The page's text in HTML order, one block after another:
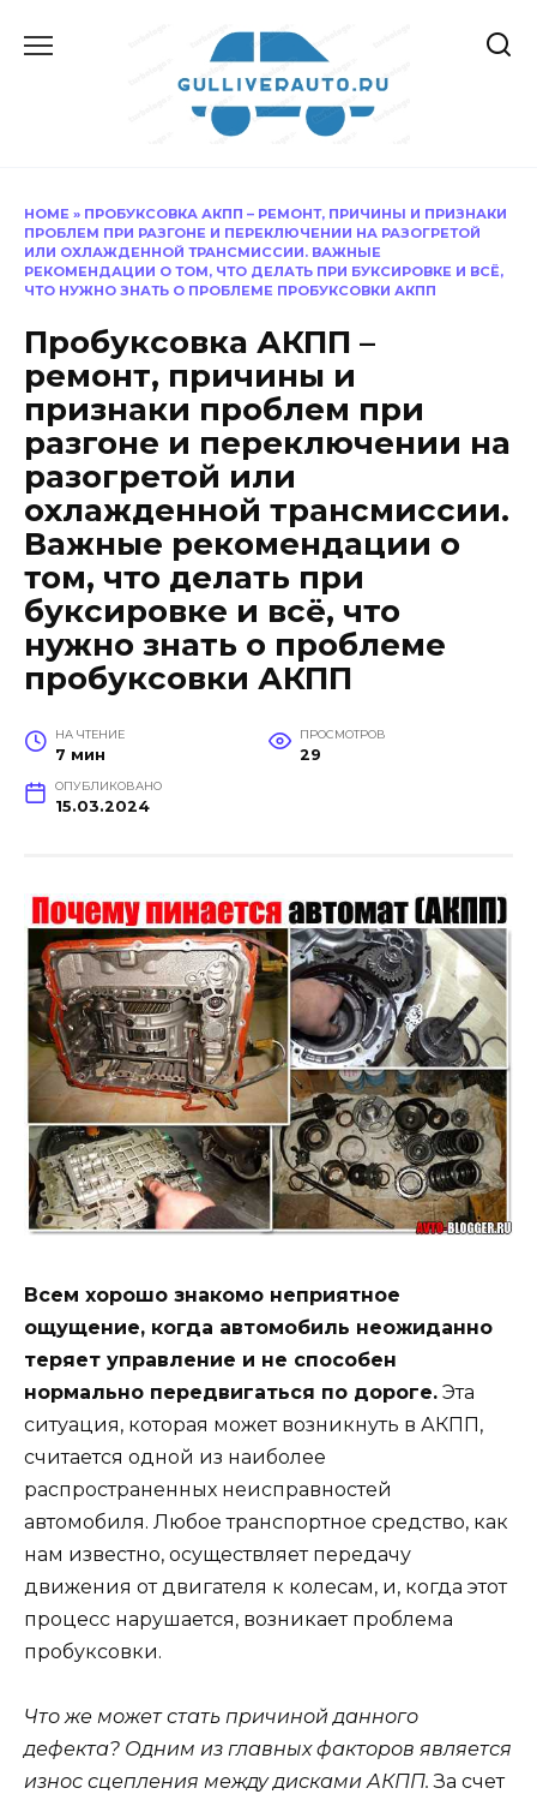
HOME » ПРОБУКСОВКА АКПП – РЕМОНТ, ПРИЧИНЫ И ПРИЗНАКИ
ПРОБЛЕМ ПРИ РАЗГОНЕ И ПЕРЕКЛЮЧЕНИИ НА РАЗОГРЕТОЙ
ИЛИ ОХЛАЖДЕННОЙ ТРАНСМИССИИ. ВАЖНЫЕ
РЕКОМЕНДАЦИИ О ТОМ, ЧТО ДЕЛАТЬ ПРИ БУКСИРОВКЕ И ВСЁ,
ЧТО НУЖНО ЗНАТЬ О ПРОБЛЕМЕ ПРОБУКСОВКИ АКПП
Пробуксовка АКПП –
ремонт, причины и
признаки проблем при
разгоне и переключении на
разогретой или
охлажденной трансмиссии.
Важные рекомендации о
том, что делать при
буксировке и всё, что
нужно знать о проблеме
пробуксовки АКПП
НА ЧТЕНИЕ
7 мин
ПРОСМОТРОВ
29
ОПУБЛИКОВАНО
15.03.2024
Всем хорошо знакомо неприятное
ощущение, когда автомобиль неожиданно
теряет управление и не способен
нормально передвигаться по дороге. Эта
ситуация, которая может возникнуть в АКПП,
считается одной из наиболее
распространенных неисправностей
автомобиля. Любое транспортное средство, как
нам известно, осуществляет передачу
движения от двигателя к колесам, и, когда этот
процесс нарушается, возникает проблема
пробуксовки.
Что же может стать причиной данного
дефекта? Одним из главных факторов является
износ сцепления между дисками АКПП. За счет